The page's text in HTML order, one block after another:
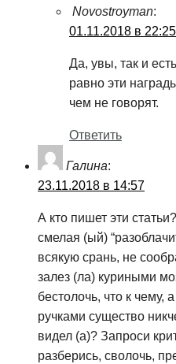
Novostroyman:
01.11.2018 в 22:25
Да, увы, так и
равно эти
чем не говорят.
Ответить
Галина:
23.11.2018 в 14:57
А кто пишет эти
смелая (ый)
всякую срань, не
залез (ла) куриными
бестолочь, что к чему,
ручками существо
видел (а)? Запроси
разберись, сволочь,